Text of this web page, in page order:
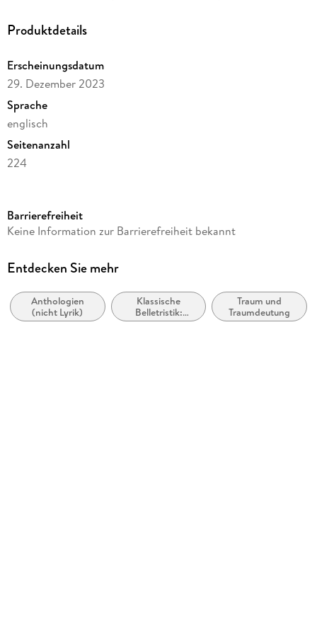
Produktdetails
Erscheinungsdatum
29. Dezember 2023
Sprache
englisch
Seitenanzahl
224
Autor/Autorin
Verlag/Hersteller
Produktart
kartoniert
Barrierefreiheit
Keine Information zur Barrierefreiheit bekannt
Entdecken Sie mehr
Anthologien
(nicht Lyrik)
Klassische
Belletristik:
allgemein und
Traum und
Traumdeutung